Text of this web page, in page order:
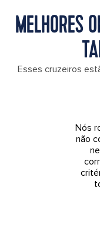
MELHORES
Esses cruzeiros
Nós
não